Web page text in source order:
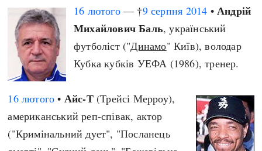
16 лютого— †9 серпня 2014 • Андрій
Михайлович Баль, український
футболіст ("Динамо" Київ), володар
Кубка кубків УЕФА (1986), тренер.
16 лютого • Айс-Т(Трейсі Мерроу),
американський реп-співак, актор
("Кримінальний дует", "Посланець